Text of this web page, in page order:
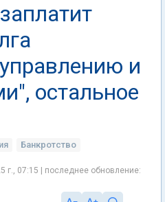
и
остальное
Банкротство
г., 07:15 | последнее обновление: